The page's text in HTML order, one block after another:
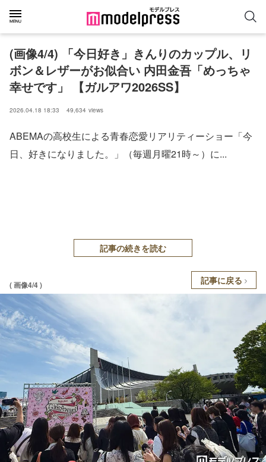
(画像4/4) 「今日好き」きんりのカップル、リ
ボン＆レザーがお似合い 内田金吾「めっちゃ
幸せです」 【ガルアワ2026SS】
2026.04.18 18:33 49,634 views
ABEMAの高校生による青春恋愛リアリティーショー「今
日、好きになりました。」（毎週月曜21時～）に...
記事の続きを読む
( 画像4/4 ) 記事に戻る